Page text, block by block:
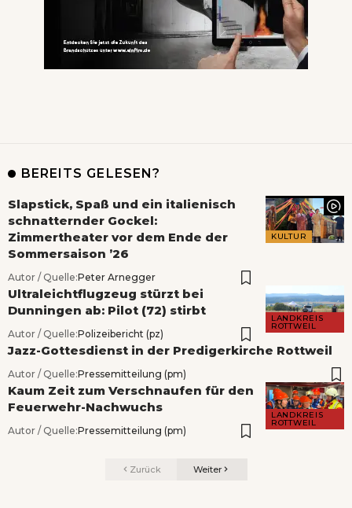
BEREITS GELESEN?
KULTUR
Slapstick, Spaß und ein italienisch
schnatternder Gockel:
Zimmertheater vor dem Ende der
Sommersaison ’26
Autor / Quelle:Peter Arnegger
LANDKREIS
ROTTWEIL
Ultraleichtflugzeug stürzt bei
Dunningen ab: Pilot (72) stirbt
Autor / Quelle:Polizeibericht (pz)
Jazz-Gottesdienst in der Predigerkirche Rottweil
Autor / Quelle:Pressemitteilung (pm)
LANDKREIS
ROTTWEIL
Kaum Zeit zum Verschnaufen für den
Feuerwehr-Nachwuchs
Autor / Quelle:Pressemitteilung (pm)
Zurück Weiter